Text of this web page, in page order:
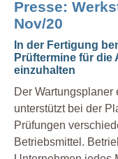
Presse:
Nov/20
In der Fertigung
Prüftermine für die
einzuhalten
Der Wartungsplaner
unterstützt bei der
Prüfungen
Betriebsmittel.